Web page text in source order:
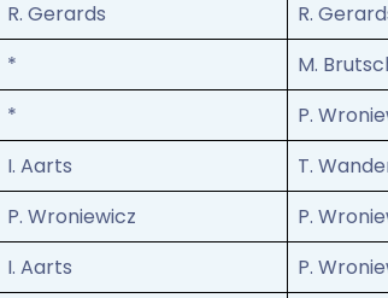
R. Gerards R.
* M.
* P.
I. Aarts T.
P. Wroniewicz P.
I. Aarts P.